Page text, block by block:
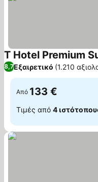
T Hotel Premium
8,7Εξαιρετικό (1.210
Από 133 €
Τιμές από 4